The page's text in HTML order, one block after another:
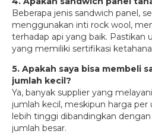
Beberapa jenis sandwich panel,
menggunakan inti rock wool,
terhadap api yang baik. Pastikan
yang memiliki sertifikasi
5. Apakah saya bisa membeli
jumlah kecil?
Ya, banyak supplier yang
jumlah kecil, meskipun harga
lebih tinggi dibandingkan
jumlah besar.